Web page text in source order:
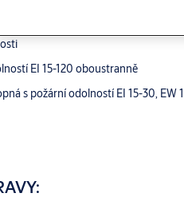
PLNÁ
EI 15-120 oboustranně
s požární odolností EI 15-30, EW